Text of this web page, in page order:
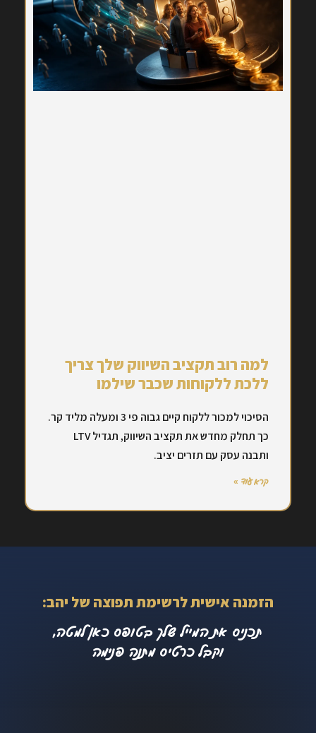
למה רוב תקציב השיווק שלך צריך
ללכת ללקוחות שכבר שילמו
הסיכוי למכור ללקוח קיים גבוה פי 3 ומעלה מליד קר.
כך תחלק מחדש את תקציב השיווק, תגדיל LTV
ותבנה עסק עם תזרים יציב.
קרא עוד »
הזמנה אישית לרשימת תפוצה של יהב:
תכניס את המייל שלך בטופס כאן למטה,
וקבל כרטיס מתנה פנימה